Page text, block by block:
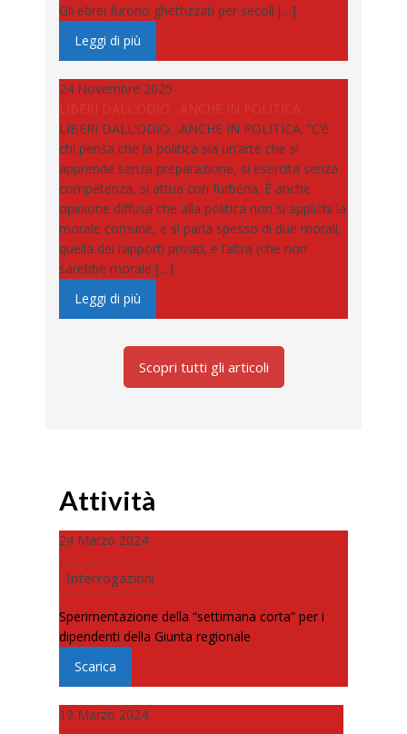
Gli ebrei furono ghettizzati per secoli […]
Leggi di più
24 Novembre 2025
LIBERI DALL’ODIO…ANCHE IN POLITICA.
LIBERI DALL’ODIO…ANCHE IN POLITICA. “C’è
chi pensa che la politica sia un’arte che si
apprende senza preparazione, si esercita senza
competenza, si attua con furberia. È anche
opinione diffusa che alla politica non si applichi la
morale comune, e si parla spesso di due morali,
quella dei rapporti privati, e l’altra (che non
sarebbe morale […]
Leggi di più
Scopri tutti gli articoli
Attività
24 Marzo 2024
Interrogazioni
Sperimentazione della “settimana corta” per i
dipendenti della Giunta regionale
Scarica
19 Marzo 2024